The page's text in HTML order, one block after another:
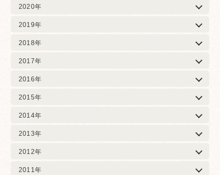
2020年
2019年
2018年
2017年
2016年
2015年
2014年
2013年
2012年
2011年